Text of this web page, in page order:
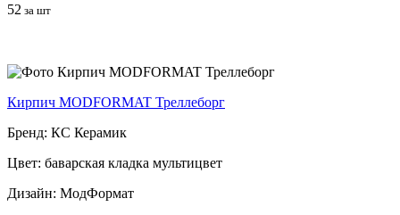
52 за шт
Кирпич MODFORMAT Треллеборг
Бренд: КС Керамик
Цвет: баварская кладка мультицвет
Дизайн: МодФормат